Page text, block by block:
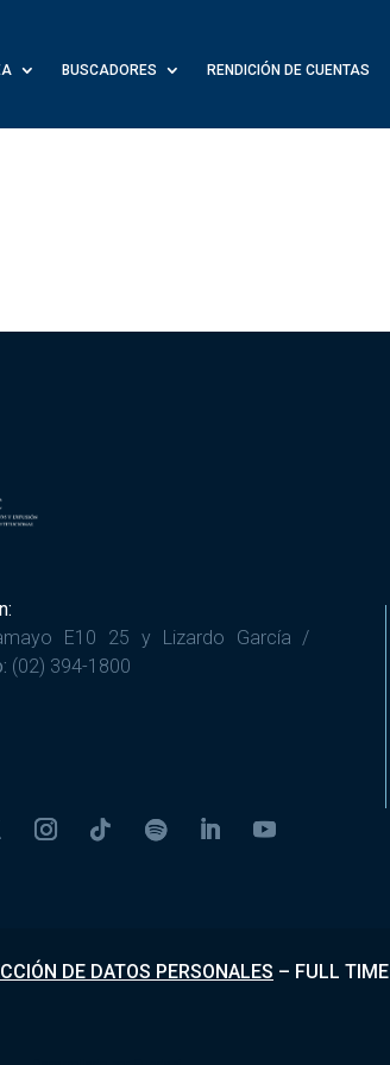
BUSCADORES RENDICIÓN DE CUENTAS
E10 25 y Lizardo García /
(02) 394-1800
DE DATOS PERSONALES – FULL TIME